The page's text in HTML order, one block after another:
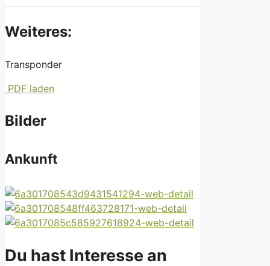
Weiteres:
Transponder
PDF laden
Bilder
Ankunft
Du hast Interesse an